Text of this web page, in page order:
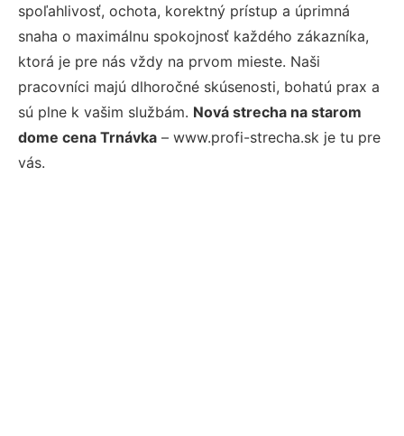
spoľahlivosť, ochota, korektný prístup a úprimná
snaha o maximálnu spokojnosť každého zákazníka,
ktorá je pre nás vždy na prvom mieste. Naši
pracovníci majú dlhoročné skúsenosti, bohatú prax a
sú plne k vašim službám. Nová strecha na starom
dome cena Trnávka – www.profi-strecha.sk je tu pre
vás.